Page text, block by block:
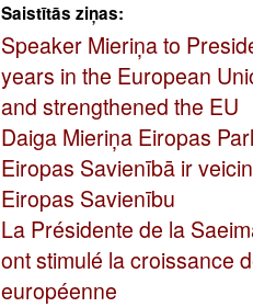
Saistītās ziņas:
Speaker Mieriņa to
years in the European
and strengthened the EU
Daiga Mieriņa Eiropas
Eiropas Savienībā ir
Eiropas Savienību
La Présidente de la
ont stimulé la croissance
européenne